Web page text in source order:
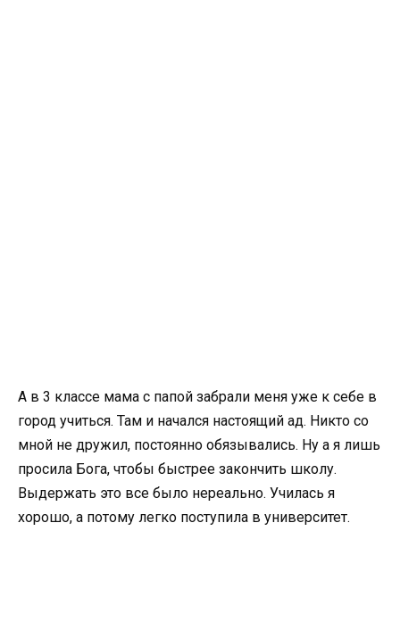
А в 3 классе мама с папой забрали меня уже к себе в
город учиться. Там и начался настоящий ад. Никто со
мной не дружил, постоянно обязывались. Ну а я лишь
просила Бога, чтобы быстрее закончить школу.
Выдержать это все было нереально. Училась я
хорошо, а потому легко поступила в университет.